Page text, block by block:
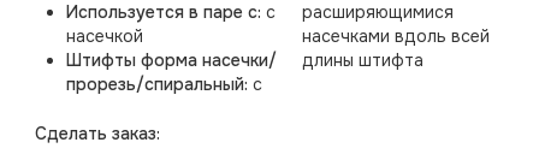
Используется в паре с: с
насечкой
Штифты форма насечки/
прорезь/спиральный: с
расширяющимися
насечками вдоль всей
длины штифта
Cделать заказ: